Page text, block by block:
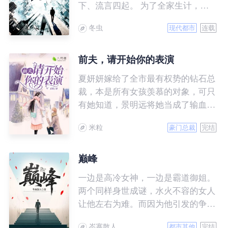
下、流言四起。 为了全家生计，他
并不是花香满路，而是遍布荆棘。
的爱情，谁料女朋友家只接受上门女
了帷幕……
冬虫 现代都市 连载
前夫，请开始你的表演
夏妍妍嫁给了全市最有权势的钻石总
裁，本是所有女孩羡慕的对象，可只
有她知道，景明远将她当成了输血工
妍妍带着离婚协议去找他，却意外流
出代价……
米粒 豪门总裁 完结
巅峰
一边是高冷女神，一边是霸道御姐。
两个同样身世成谜，水火不容的女人
让他左右为难。而因为他引发的争端